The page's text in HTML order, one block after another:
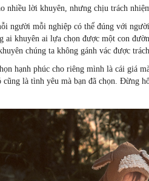
nhiều lời khuyên, nhưng chịu trách
người mỗi nghiệp có thể đúng với
ai khuyên ai lựa chọn được một con
chúng ta không gánh vác được
hạnh phúc cho riêng mình là cái giá
cũng là tình yêu mà bạn đã chọn. Đừng